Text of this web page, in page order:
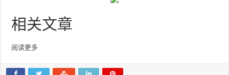
相关文章
阅读更多